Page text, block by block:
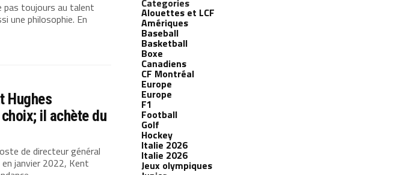
pas toujours au talent
une philosophie. En
Hughes
choix; il achète du
de directeur général
janvier 2022, Kent
Categories
Alouettes et LCF
Amériques
Baseball
Basketball
Boxe
Canadiens
CF Montréal
Europe
Europe
F1
Football
Golf
Hockey
Italie 2026
Italie 2026
Jeux olympiques